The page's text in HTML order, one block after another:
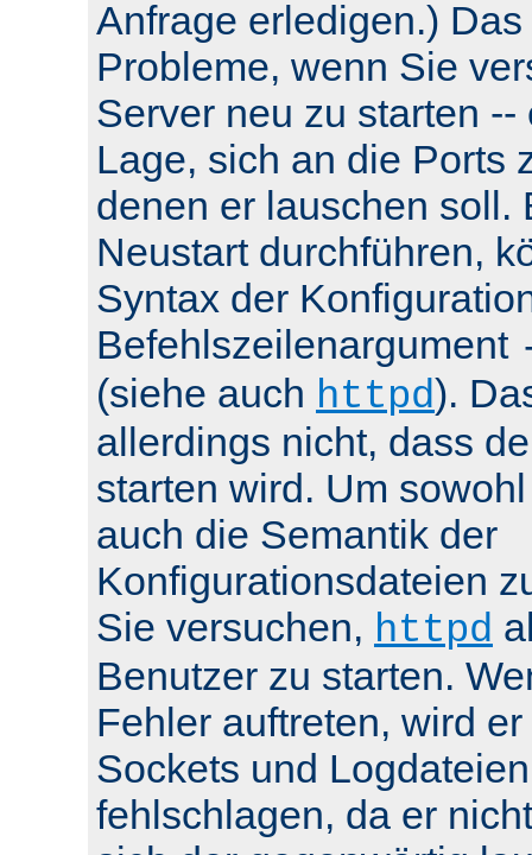
Anfrage erledigen.)
Probleme, wenn Sie
Server neu zu starten
Lage, sich an die Ports
denen er lauschen soll.
Neustart durchführen,
Syntax der
Befehlszeilenargument
(siehe auch httpd).
allerdings nicht, dass
starten wird. Um
auch die Semantik der
Konfigurationsdateien
Sie versuchen, httpd
Benutzer zu starten.
Fehler auftreten, wird
Sockets und
fehlschlagen, da er